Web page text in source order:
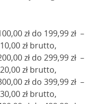
zł do 199,99 zł –
zł brutto,
zł do 299,99 zł –
zł brutto,
zł do 399,99 zł –
zł brutto,